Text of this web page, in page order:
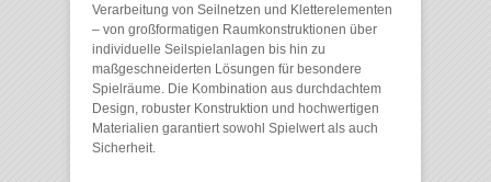
Verarbeitung von Seilnetzen und Kletterelementen
– von großformatigen Raumkonstruktionen über
individuelle Seilspielanlagen bis hin zu
maßgeschneiderten Lösungen für besondere
Spielräume. Die Kombination aus durchdachtem
Design, robuster Konstruktion und hochwertigen
Materialien garantiert sowohl Spielwert als auch
Sicherheit.